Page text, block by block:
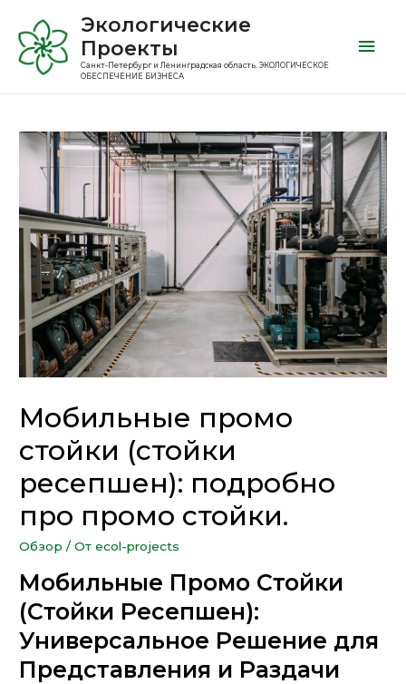
Экологические
Проекты
Санкт-Петербург и Ленинградская область. ЭКОЛОГИЧЕСКОЕ
ОБЕСПЕЧЕНИЕ БИЗНЕСА
Мобильные промо
стойки (стойки
ресепшен): подробно
про промо стойки.
Обзор / От ecol-projects
Мобильные Промо Стойки
(Стойки Ресепшен):
Универсальное Решение для
Представления и Раздачи